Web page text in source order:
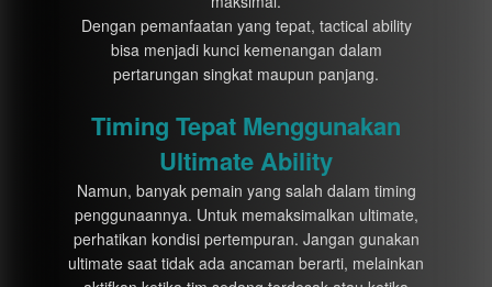
Dengan pemanfaatan yang tepat, tactical ability
bisa menjadi kunci kemenangan dalam
pertarungan singkat maupun panjang.
Timing Tepat Menggunakan
Ultimate Ability
Namun, banyak pemain yang salah dalam timing
penggunaannya. Untuk memaksimalkan ultimate,
perhatikan kondisi pertempuran. Jangan gunakan
ultimate saat tidak ada ancaman berarti, melainkan